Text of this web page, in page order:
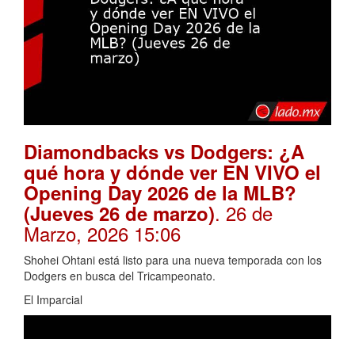
Diamondbacks vs Dodgers: ¿A
qué hora y dónde ver EN VIVO el
Opening Day 2026 de la MLB?
(Jueves 26 de marzo). 26 de
Marzo, 2026 15:06
Shohei Ohtani está listo para una nueva temporada con los
Dodgers en busca del Tricampeonato.
El Imparcial